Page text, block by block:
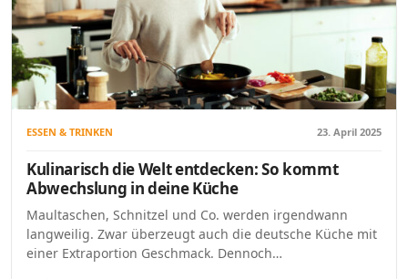
ESSEN & TRINKEN 23. April 2025
Kulinarisch die Welt entdecken: So kommt
Abwechslung in deine Küche
Maultaschen, Schnitzel und Co. werden irgendwann
langweilig. Zwar überzeugt auch die deutsche Küche mit
einer Extraportion Geschmack. Dennoch…